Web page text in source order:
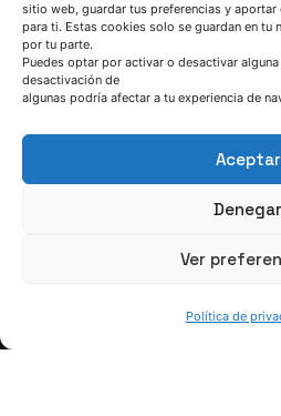
sitio web, guardar tus preferencias y aportar
para ti. Estas cookies solo se guardan en tu
por tu parte.
Puedes optar por activar o desactivar
desactivación de
algunas podría afectar a tu experiencia de
Aceptar
Denegar
Ver
Política de